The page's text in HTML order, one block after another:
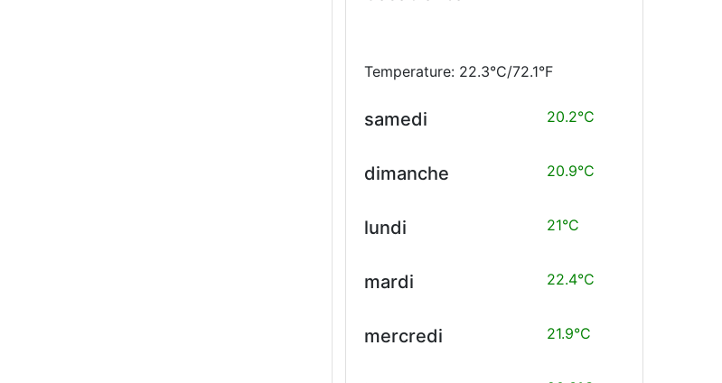
Temperature: 22.3°C/72.1°F
samedi 20.2°C
dimanche 20.9°C
lundi 21°C
mardi 22.4°C
mercredi 21.9°C